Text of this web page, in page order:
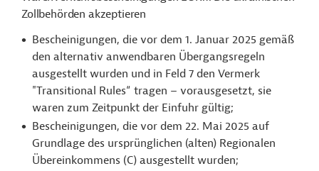
Zollbehörden akzeptieren
Bescheinigungen, die vor dem 1. Januar 2025 gemäß
den alternativ anwendbaren Übergangsregeln
ausgestellt wurden und in Feld 7 den Vermerk
"Transitional Rules“ tragen – vorausgesetzt, sie
waren zum Zeitpunkt der Einfuhr gültig;
Bescheinigungen, die vor dem 22. Mai 2025 auf
Grundlage des ursprünglichen (alten) Regionalen
Übereinkommens (C) ausgestellt wurden;